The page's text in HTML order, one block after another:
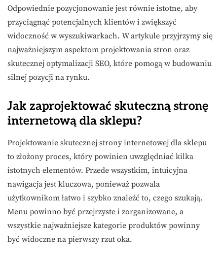
Odpowiednie pozycjonowanie jest równie istotne, aby
przyciągnąć potencjalnych klientów i zwiększyć
widoczność w wyszukiwarkach. W artykule przyjrzymy się
najważniejszym aspektom projektowania stron oraz
skutecznej optymalizacji SEO, które pomogą w budowaniu
silnej pozycji na rynku.
Jak zaprojektować skuteczną stronę
internetową dla sklepu?
Projektowanie skutecznej strony internetowej dla sklepu
to złożony proces, który powinien uwzględniać kilka
istotnych elementów. Przede wszystkim, intuicyjna
nawigacja jest kluczowa, ponieważ pozwala
użytkownikom łatwo i szybko znaleźć to, czego szukają.
Menu powinno być przejrzyste i zorganizowane, a
wszystkie najważniejsze kategorie produktów powinny
być widoczne na pierwszy rzut oka.